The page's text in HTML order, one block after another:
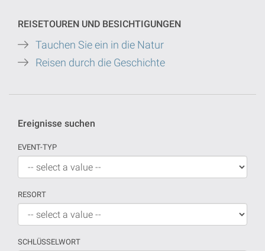
REISETOUREN UND BESICHTIGUNGEN
Tauchen Sie ein in die Natur
Reisen durch die Geschichte
Ereignisse suchen
EVENT-TYP
RESORT
SCHLÜSSELWORT